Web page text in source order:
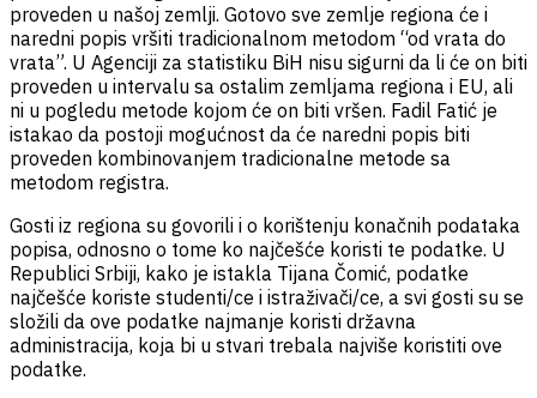
proveden u našoj zemlji. Gotovo sve zemlje regiona će i
naredni popis vršiti tradicionalnom metodom “od vrata do
vrata”. U Agenciji za statistiku BiH nisu sigurni da li će on biti
proveden u intervalu sa ostalim zemljama regiona i EU, ali
ni u pogledu metode kojom će on biti vršen. Fadil Fatić je
istakao da postoji mogućnost da će naredni popis biti
proveden kombinovanjem tradicionalne metode sa
metodom registra.
Gosti iz regiona su govorili i o korištenju konačnih podataka
popisa, odnosno o tome ko najčešće koristi te podatke. U
Republici Srbiji, kako je istakla Tijana Čomić, podatke
najčešće koriste studenti/ce i istraživači/ce, a svi gosti su se
složili da ove podatke najmanje koristi državna
administracija, koja bi u stvari trebala najviše koristiti ove
podatke.